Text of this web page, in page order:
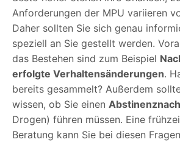
Anforderungen der MPU variieren
Daher sollten Sie sich genau
speziell an Sie gestellt werden.
das Bestehen sind zum Beispiel
erfolgte Verhaltensänderungen.
bereits gesammelt? Außerdem
wissen, ob Sie einen
Drogen) führen müssen. Eine
Beratung kann Sie bei diesen